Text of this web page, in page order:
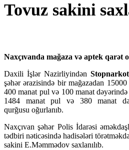
Tovuz sakini
Naxçıvanda mağaza və aptek qarət
Daxili İşlər Nazirliyindən
şəhər ərazisində bir mağazadan
400 manat pul və 100 manat dəyərində
1484 manat pul və 380 manat
qurğusu oğurlanıb.
Naxçıvan şəhər Polis İdarəsi
tədbiri nəticəsində hadisələri
sakini E.Məmmədov saxlanılıb.